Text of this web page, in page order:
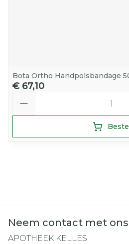
Bota Ortho Handpolsbandage
€ 67,10
Neem contact met
APOTHEEK KELLES